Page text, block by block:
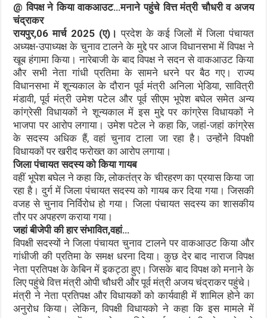
@ विपक्ष ने किया वाकआउट…मनाने पहुंचे वित्त मंत्री चौधरी व अजय
चंद्राकर
रायपुर,06 मार्च 2025 (ए)। प्रदेश के कई जिलों में जिला पंचायत
अध्यक्ष-उपाध्यक्ष के चुनाव टालने के मुद्दे पर आज विधानसभा में विपक्ष ने
खूब हंगामा किया। नारेबाजी के बाद विपक्ष ने सदन से वाकआउट किया
और सभी नेता गांधी प्रतिमा के सामने धरने पर बैठ गए। राज्य
विधानसभा में शून्यकाल के दौरान पूर्व मंत्री अनिला भेडि़या, सावित्री
मंडावी, पूर्व मंत्री उमेश पटेल और पूर्व सीएम भूपेश बघेल समेत अन्य
कांग्रेसी विधायकों ने शून्यकाल में इस मुद्दे पर कांग्रेस विधायकों ने
भाजपा पर आरोप लगाया। उमेश पटेल ने कहा कि, जहां-जहां कांग्रेस
के सदस्य अधिक हैं, वहां चुनाव टाला जा रहा है। उन्होंने विपक्षी
विधायकों पर खरीद फरोख्त का आरोप लगाया।
जिला पंचायत सदस्य को किया गायब
वहीं भूपेश बघेल ने कहा कि, लोकतंत्र के चीरहरण का प्रयास किया जा
रहा है। दुर्ग में जिला पंचायत सदस्य को गायब कर दिया गया। जिसकी
वजह से चुनाव निर्विरोध हो गया। जिला पंचायत सदस्य का शासकीय
तौर पर अपहरण कराया गया।
जहां बीजेपी की हार संभावित,वहां…
विपक्षी सदस्यों ने जिला पंचायत चुनाव टालने पर वाकआउट किया और
गांधीजी की प्रतिमा के समक्ष धरना दिया। कुछ देर बाद नाराज विपक्ष
नेता प्रतिपक्ष के केबिन में इकट्ठा हुए। जिसके बाद विपक्ष को मनाने के
लिए पहुंचे वित्त मंत्री ओपी चौधरी और पूर्व मंत्री अजय चंद्राकर पहुंचे।
मंत्री ने नेता प्रतिपक्ष और विधायकों को कार्यवाही में शामिल होने का
अनुरोध किया। लेकिन, विपक्षी विधायको ने कहा कि इस मामले में